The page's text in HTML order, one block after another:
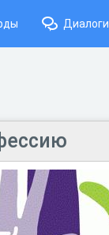
Диалоги